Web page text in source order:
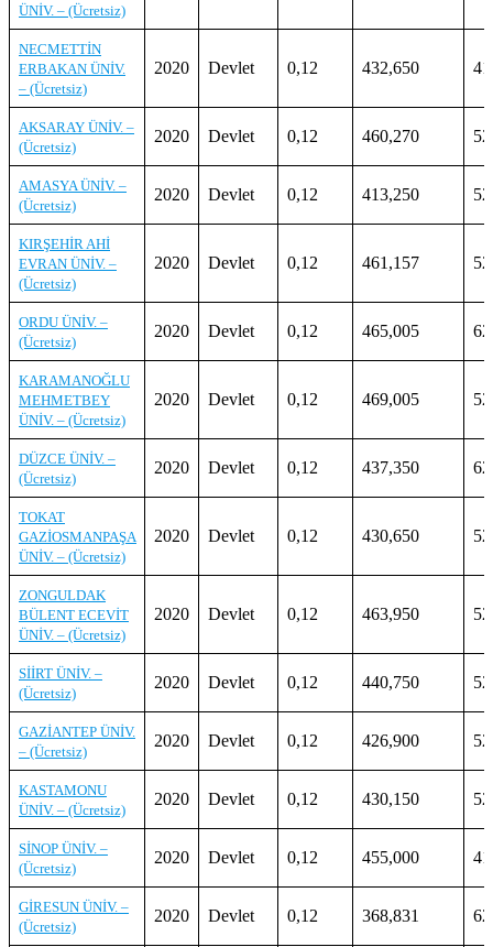
ÜNİV. – (Ücretsiz)
NECMETTİN
ERBAKAN ÜNİV.
– (Ücretsiz)
2020 Devlet 0,12 432,650 41
AKSARAY ÜNİV. –
(Ücretsiz)
2020 Devlet 0,12 460,270 52
AMASYA ÜNİV. –
(Ücretsiz)
2020 Devlet 0,12 413,250 52
KIRŞEHİR AHİ
EVRAN ÜNİV. –
(Ücretsiz)
2020 Devlet 0,12 461,157 52
ORDU ÜNİV. –
(Ücretsiz)
2020 Devlet 0,12 465,005 62
KARAMANOĞLU
MEHMETBEY
ÜNİV. – (Ücretsiz)
2020 Devlet 0,12 469,005 52
DÜZCE ÜNİV. –
(Ücretsiz)
2020 Devlet 0,12 437,350 62
TOKAT
GAZİOSMANPAŞA
ÜNİV. – (Ücretsiz)
2020 Devlet 0,12 430,650 52
ZONGULDAK
BÜLENT ECEVİT
ÜNİV. – (Ücretsiz)
2020 Devlet 0,12 463,950 52
SİİRT ÜNİV. –
(Ücretsiz)
2020 Devlet 0,12 440,750 52
GAZİANTEP ÜNİV.
– (Ücretsiz)
2020 Devlet 0,12 426,900 52
KASTAMONU
ÜNİV. – (Ücretsiz)
2020 Devlet 0,12 430,150 52
SİNOP ÜNİV. –
(Ücretsiz)
2020 Devlet 0,12 455,000 41
GİRESUN ÜNİV. –
(Ücretsiz)
2020 Devlet 0,12 368,831 62